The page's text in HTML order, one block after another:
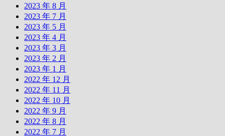
2023 年 8 月
2023 年 7 月
2023 年 5 月
2023 年 4 月
2023 年 3 月
2023 年 2 月
2023 年 1 月
2022 年 12 月
2022 年 11 月
2022 年 10 月
2022 年 9 月
2022 年 8 月
2022 年 7 月